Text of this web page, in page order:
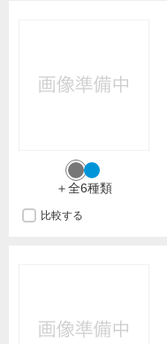
＋全6種類
比較する